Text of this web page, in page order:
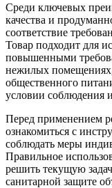
Среди ключевых
качества и
соответствие
Товар подходит для
повышенными
нежилых
общественного
условии соблюдения
Перед применением
ознакомиться с
соблюдать меры
Правильное
решить текущую
санитарной защите